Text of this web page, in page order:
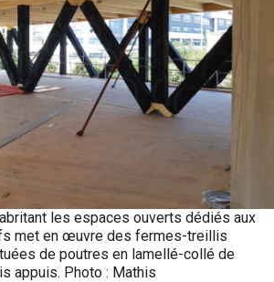
les espaces ouverts dédiés aux
met en œuvre des fermes-treillis
de poutres en lamellé-collé de
appuis. Photo : Mathis